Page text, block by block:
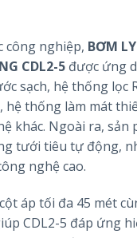
công nghiệp, BƠM
CDL2-5 được ứng
sạch, hệ thống lọc
hệ thống làm mát
khác. Ngoài ra, sản
tưới tiêu tự động,
nghệ cao.
áp tối đa 45 mét
CDL2-5 đáp ứng